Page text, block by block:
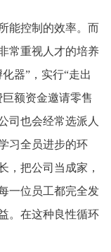
能控制的效率。而
常重视人才的培养
器”，实行“走出
额资金邀请零售
司也会经常选派人
习全员进步的环
，把公司当成家，
一位员工都完全发
。在这种良性循环